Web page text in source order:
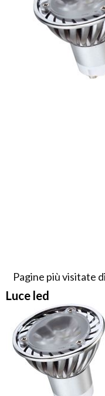
Pagine più visitate
Luce led